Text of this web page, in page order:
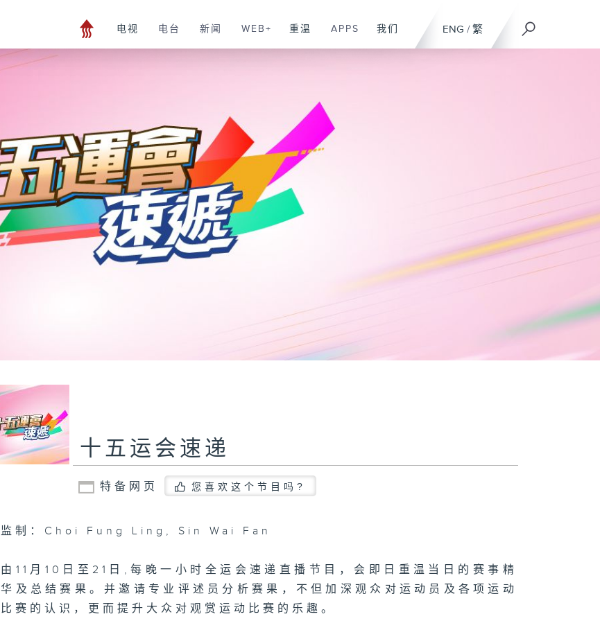
ENG / 繁
电视 电台 新闻 WEB+ 重温 APPS 我们
十五运会速递
特备网页 您喜欢这个节目吗?
监制：Choi Fung Ling, Sin Wai Fan
由11月10日至21日,每晚一小时全运会速递直播节目，会即日重温当日的赛事精
华及总结赛果。并邀请专业评述员分析赛果，不但加深观众对运动员及各项运动
比赛的认识，更而提升大众对观赏运动比赛的乐趣。